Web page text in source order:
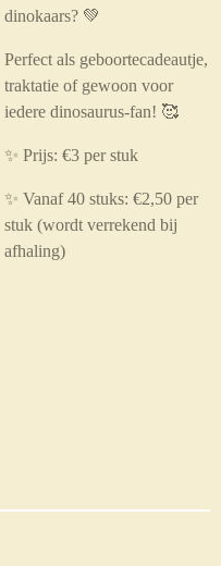
dinokaars? 💚
Perfect als geboortecadeautje,
traktatie of gewoon voor
iedere dinosaurus-fan! 🥰
✨ Prijs: €3 per stuk
✨ Vanaf 40 stuks: €2,50 per
stuk (wordt verrekend bij
afhaling)